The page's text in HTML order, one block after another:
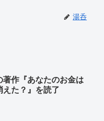
湯呑
著作『あなたのお金は
えた？』を読了